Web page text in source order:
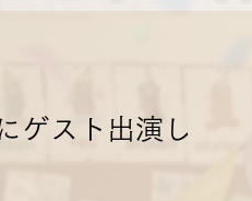
ゲスト出演し